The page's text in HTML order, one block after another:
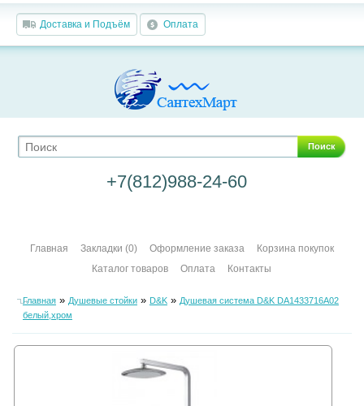
Доставка и Подъём Оплата
Поиск
+7(812)988-24-60
Главная Закладки (0) Оформление заказа
Корзина покупок
Каталог товаров
Оплата Контакты
Главная» Душевые стойки» D&K» Душевая система D&K DA1433716A02
белый,хром